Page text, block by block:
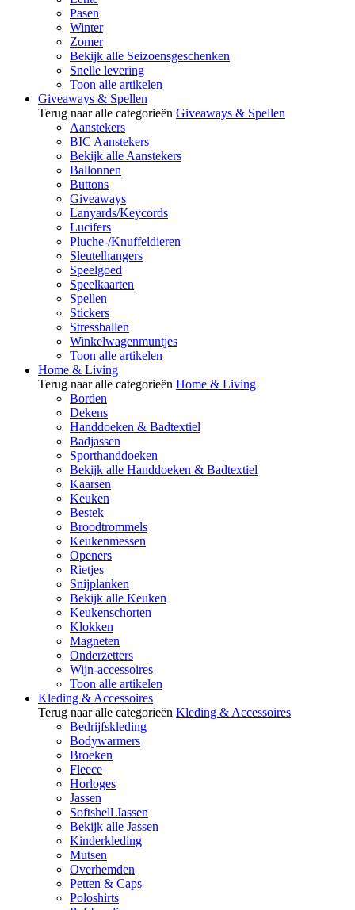
Pasen
Winter
Zomer
Bekijk alle Seizoensgeschenken
Snelle levering
Toon alle artikelen
Giveaways & Spellen
Terug naar alle categorieën Giveaways & Spellen
Aanstekers
BIC Aanstekers
Bekijk alle Aanstekers
Ballonnen
Buttons
Giveaways
Lanyards/Keycords
Lucifers
Pluche-/Knuffeldieren
Sleutelhangers
Speelgoed
Speelkaarten
Spellen
Stickers
Stressballen
Winkelwagenmuntjes
Toon alle artikelen
Home & Living
Terug naar alle categorieën Home & Living
Borden
Dekens
Handdoeken & Badtextiel
Badjassen
Sporthanddoeken
Bekijk alle Handdoeken & Badtextiel
Kaarsen
Keuken
Bestek
Broodtrommels
Keukenmessen
Openers
Rietjes
Snijplanken
Bekijk alle Keuken
Keukenschorten
Klokken
Magneten
Onderzetters
Wijn-accessoires
Toon alle artikelen
Kleding & Accessoires
Terug naar alle categorieën Kleding & Accessoires
Bedrijfskleding
Bodywarmers
Broeken
Fleece
Horloges
Jassen
Softshell Jassen
Bekijk alle Jassen
Kinderkleding
Mutsen
Overhemden
Petten & Caps
Poloshirts